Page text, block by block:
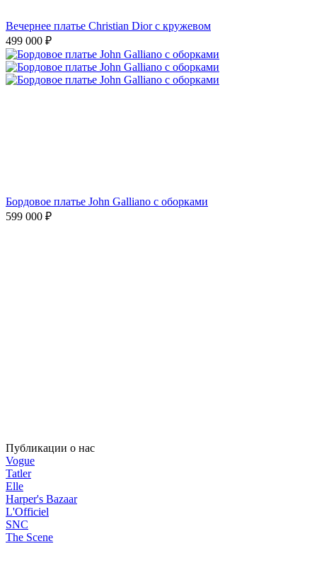
Вечернее платье Christian Dior с кружевом
499 000 ₽
Бордовое платье John Galliano с оборками
599 000 ₽
Публикации о нас
Vogue
Tatler
Elle
Harper's Bazaar
L'Officiel
SNC
The Scene